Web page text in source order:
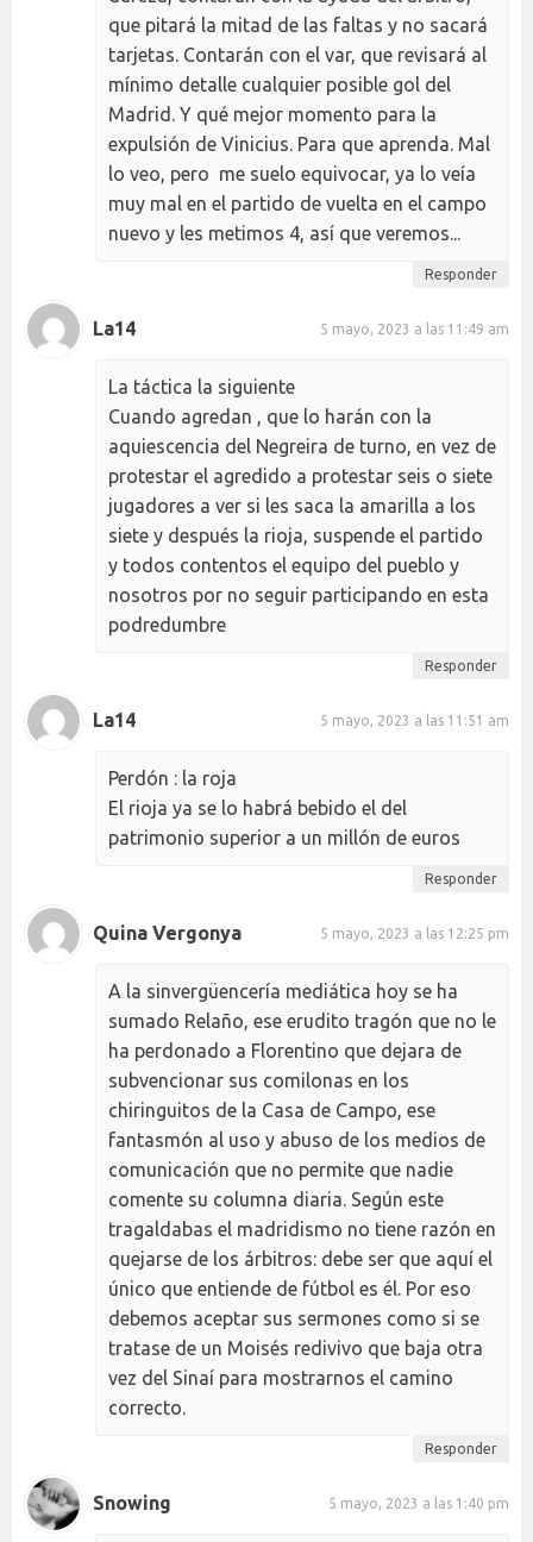
que pitará la mitad de las faltas y no sacará
tarjetas. Contarán con el var, que revisará al
mínimo detalle cualquier posible gol del
Madrid. Y qué mejor momento para la
expulsión de Vinicius. Para que aprenda. Mal
lo veo, pero me suelo equivocar, ya lo veía
muy mal en el partido de vuelta en el campo
nuevo y les metimos 4, así que veremos...
Responder
La14 5 mayo, 2023 a las 11:49 am
La táctica la siguiente
Cuando agredan , que lo harán con la
aquiescencia del Negreira de turno, en vez de
protestar el agredido a protestar seis o siete
jugadores a ver si les saca la amarilla a los
siete y después la rioja, suspende el partido
y todos contentos el equipo del pueblo y
nosotros por no seguir participando en esta
podredumbre
Responder
La14 5 mayo, 2023 a las 11:51 am
Perdón : la roja
El rioja ya se lo habrá bebido el del
patrimonio superior a un millón de euros
Responder
Quina Vergonya 5 mayo, 2023 a las 12:25 pm
A la sinvergüencería mediática hoy se ha
sumado Relaño, ese erudito tragón que no le
ha perdonado a Florentino que dejara de
subvencionar sus comilonas en los
chiringuitos de la Casa de Campo, ese
fantasmón al uso y abuso de los medios de
comunicación que no permite que nadie
comente su columna diaria. Según este
tragaldabas el madridismo no tiene razón en
quejarse de los árbitros: debe ser que aquí el
único que entiende de fútbol es él. Por eso
debemos aceptar sus sermones como si se
tratase de un Moisés redivivo que baja otra
vez del Sinaí para mostrarnos el camino
correcto.
Responder
Snowing 5 mayo, 2023 a las 1:40 pm